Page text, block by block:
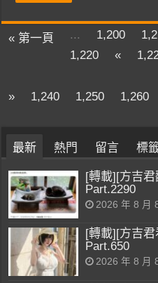
« 第一頁 ... 1,200
1,220
«
»
1,240 1,250 1,260
最新 熱門 留言 標
[轉載][方吉
Part.2290
2026 年 8 月
[轉載][方吉
Part.650
2026 年 8 月